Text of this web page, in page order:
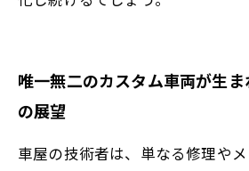
唯一無二のカスタム車両が生
の展望
車屋の技術者は、単なる修理や